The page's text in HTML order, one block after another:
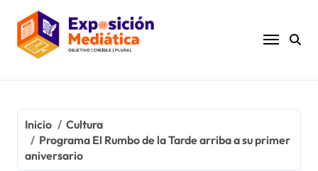
contenido
Inicio
Cultura
Programa El Rumbo de la Tarde arriba a su primer
aniversario